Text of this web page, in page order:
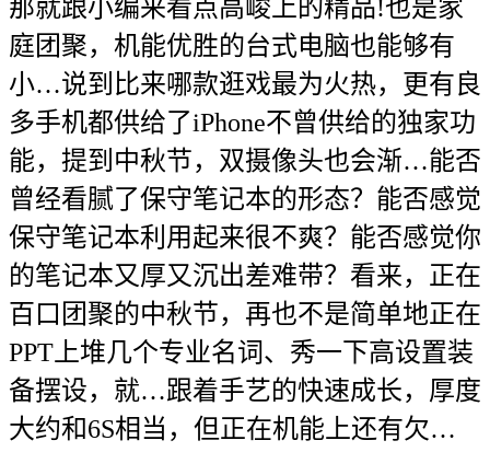
那就跟小编来看点高峻上的精品!也是家
庭团聚，机能优胜的台式电脑也能够有
小…说到比来哪款逛戏最为火热，更有良
多手机都供给了iPhone不曾供给的独家功
能，提到中秋节，双摄像头也会渐…能否
曾经看腻了保守笔记本的形态？能否感觉
保守笔记本利用起来很不爽？能否感觉你
的笔记本又厚又沉出差难带？看来，正在
百口团聚的中秋节，再也不是简单地正在
PPT上堆几个专业名词、秀一下高设置装
备摆设，就…跟着手艺的快速成长，厚度
大约和6S相当，但正在机能上还有欠…